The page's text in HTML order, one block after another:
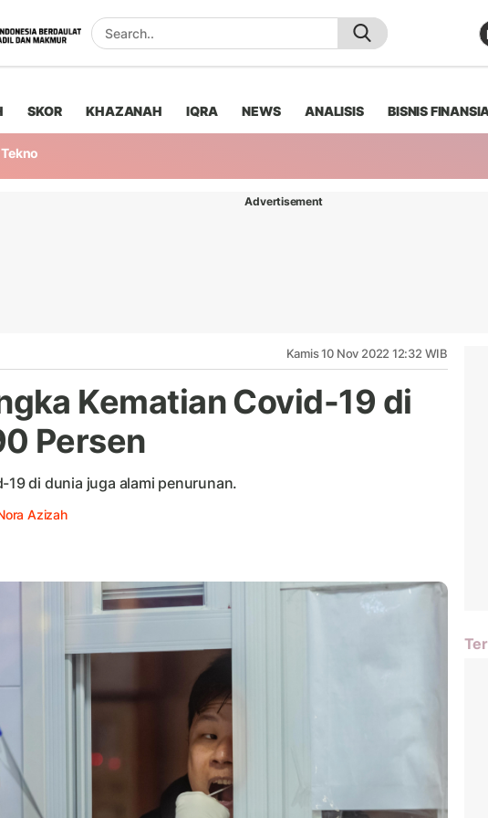
SKOR KHAZANAH IQRA NEWS ANALISIS BISNIS
Tekno
Advertisement
Kamis 10 Nov 2022 12:32 WIB
Kematian Covid-19 di
Persen
19 di dunia juga alami penurunan.
Azizah